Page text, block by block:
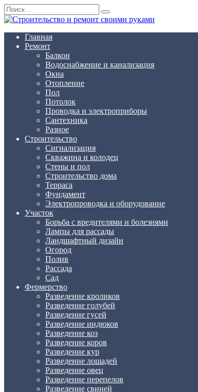
Перейти
к
содержанию
Search
for:
Главная
Ремонт
Балкон
Водоснабжение и канализация
Окна
Отопление
Пол
Потолок
Проводка и электроприборы
Сантехника
Разное
Строительство
Сигнализация
Скважина и колодец
Стены и пол
Строительство дома
Терраса
Фундамент
Электропроводка и оборудование
Участок
Борьба с вредителями и болезнями
Лампы для рассады
Ландшафтный дизайн
Огород
Полив
Рассада
Сад
Фермерство
Разведение кроликов
Разведение голубей
Разведение гусей
Разведение индюков
Разведение коз
Разведение коров
Разведение кур
Разведение лошадей
Разведение овец
Разведение перепелов
Разведение свиней